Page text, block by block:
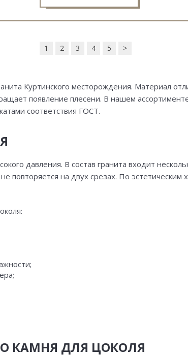
1 2 3 4 5 >
Куртинского месторождения. Материал
появление плесени. В нашем
соответствия ГОСТ.
давления. В состав гранита входит
повторяется на двух срезах. По эстетическим
КАМНЯ ДЛЯ ЦОКОЛЯ